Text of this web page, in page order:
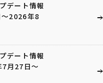
デート情報
2026年8
デート情報
月27日〜